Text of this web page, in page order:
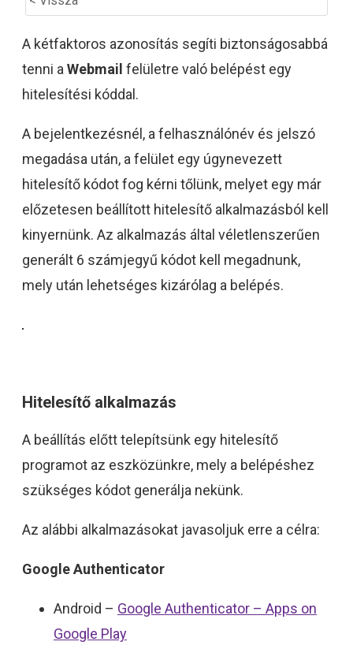
A kétfaktoros azonosítás segíti biztonságosabbá
tenni a Webmail felületre való belépést egy
hitelesítési kóddal.
A bejelentkezésnél, a felhasználónév és jelszó
megadása után, a felület egy úgynevezett
hitelesítő kódot fog kérni tőlünk, melyet egy már
előzetesen beállított hitelesítő alkalmazásból kell
kinyernünk. Az alkalmazás által véletlenszerűen
generált 6 számjegyű kódot kell megadnunk,
mely után lehetséges kizárólag a belépés.
Hitelesítő alkalmazás
A beállítás előtt telepítsünk egy hitelesítő
programot az eszközünkre, mely a belépéshez
szükséges kódot generálja nekünk.
Az alábbi alkalmazásokat javasoljuk erre a célra:
Google Authenticator
Android – Google Authenticator – Apps on
Google Play